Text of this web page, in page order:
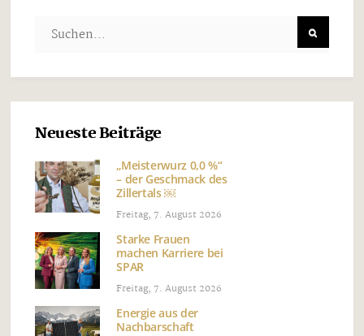
Neueste Beiträge
„Meisterwurz 0,0 %“
– der Geschmack des
Zillertals ￼
Freitag, 7. August 2026
Starke Frauen
machen Karriere bei
SPAR
Freitag, 7. August 2026
Energie aus der
Nachbarschaft